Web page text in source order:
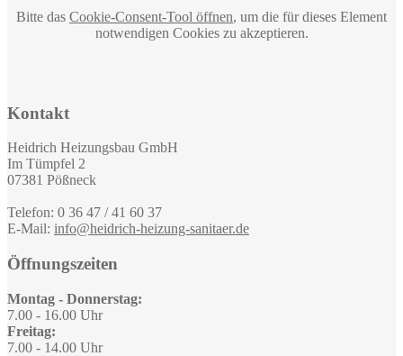
Bitte das Cookie-Consent-Tool öffnen, um die für dieses Element
notwendigen Cookies zu akzeptieren.
Kontakt
Heidrich Heizungsbau GmbH
Im Tümpfel 2
07381 Pößneck
Telefon: 0 36 47 / 41 60 37
E-Mail: info@heidrich-heizung-sanitaer.de
Öffnungszeiten
Montag - Donnerstag:
7.00 - 16.00 Uhr
Freitag:
7.00 - 14.00 Uhr